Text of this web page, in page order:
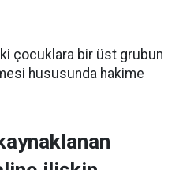
çocuklara bir üst grubun
hususunda hakime